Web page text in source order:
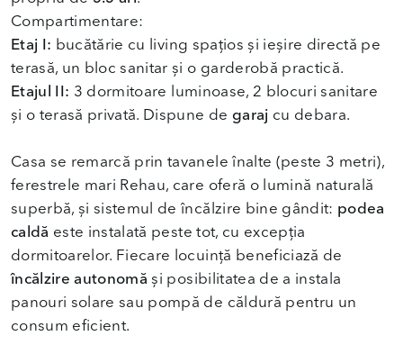
Compartimentare:
Etaj I: bucătărie cu living spațios și ieșire directă pe
terasă, un bloc sanitar și o garderobă practică.
Etajul II: 3 dormitoare luminoase, 2 blocuri sanitare
și o terasă privată. Dispune de garaj cu debara.
Casa se remarcă prin tavanele înalte (peste 3 metri),
ferestrele mari Rehau, care oferă o lumină naturală
superbă, și sistemul de încălzire bine gândit: podea
caldă este instalată peste tot, cu excepția
dormitoarelor. Fiecare locuință beneficiază de
încălzire autonomă și posibilitatea de a instala
panouri solare sau pompă de căldură pentru un
consum eficient.